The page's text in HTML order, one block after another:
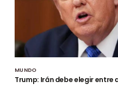
MUNDO
Trump: Irán debe elegir entre